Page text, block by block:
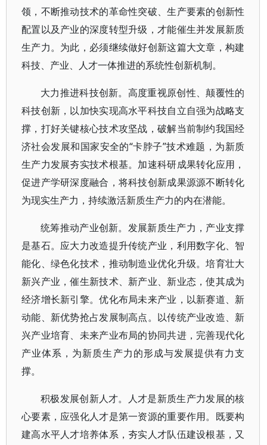
领，不断推动技术的革命性突破、生产要素的创新性
配置以及产业的深度转型升级，才能催生并发展新质
生产力。为此，必须继续做好创新这篇大文章，构建
科技、产业、人才一体推进的系统性创新机制。
大力推进科技创新。高度重视原创性、颠覆性的
科技创新，以加快实现高水平科技自立自强为战略支
撑，打好关键核心技术攻坚战，破解当前制约我国经
济社会发展和国家安全的“卡脖子”技术难题，为新质
生产力发展夯实技术根基。加速科研成果转化应用，
促进产学研深度融合，将科技创新成果源源不断转化
为现实生产力，持续激活新质生产力的内在潜能。
统筹推动产业创新。发展新质生产力，产业支撑
是基石。应大力改造提升传统产业，利用数字化、智
能化、绿色化技术，推动制造业优化升级。培育壮大
新兴产业，催生新技术、新产业、新业态，使其成为
经济增长新引擎。优化布局未来产业，以新赛道、新
动能、新优势抢占发展制高点。以传统产业改造、新
兴产业培育、未来产业布局的协同共进，完善现代化
产业体系，为新质生产力的形成与发展提供有力支
撑。
积极发展创新人才。人才是新质生产力发展的核
心要素，应强化人才是第一资源的重要作用。既要构
建高水平人才培养体系，夯实人才队伍建设根基，又